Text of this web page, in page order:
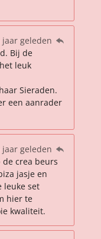
jaar geleden
Bij de
leuk
Sieraden.
een aanrader
jaar geleden
de crea beurs
jasje en
leuke set
hier te
kwaliteit.